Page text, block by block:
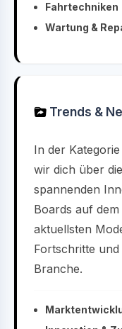
Fahrtechniken
Wartung &
Trends &
In der Kategorie
wir dich über
spannenden
Boards auf
aktuellsten
Fortschritte
Branche.